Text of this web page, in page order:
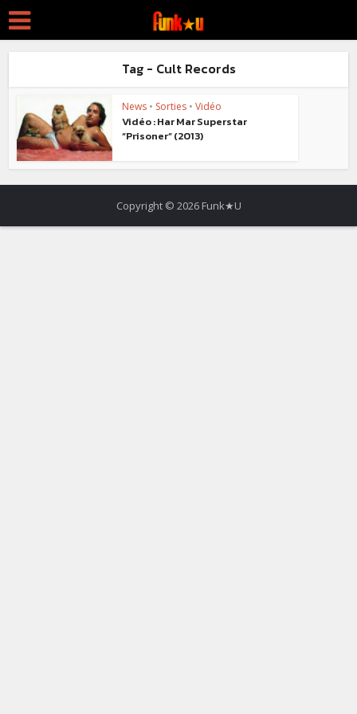
Tag - Cult Records
News • Sorties • Vidéo
Vidéo : Har Mar Superstar
“Prisoner” (2013)
Copyright © 2026 Funk★U